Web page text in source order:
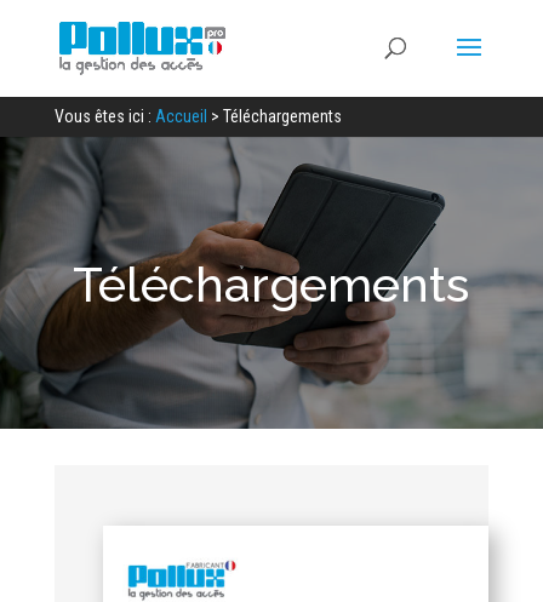
Vous êtes ici : Accueil > Téléchargements
Téléchargements